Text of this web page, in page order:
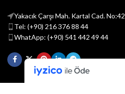
Yakacık Çarşı Mah. Kartal Cad. No:42
Tel: (+90) 216 376 88 44
WhatApp: (+90) 541 442 49 44